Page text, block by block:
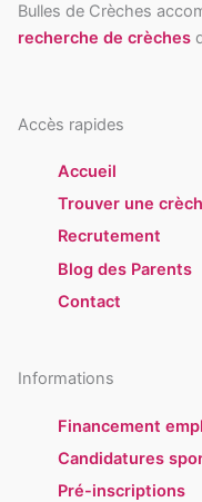
Bulles de Crèches
recherche de crèches
Accès rapides
Accueil
Trouver une
Recrutement
Blog des Parents
Contact
Informations
Financement
Candidatures
Pré-inscriptions